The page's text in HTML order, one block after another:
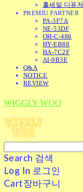
홀세일 디퓨저
PREMIU PARTNER
PA-3F7A
NE-53DF
OH-C-486
HY-EB88
HA-7C2F
AI-9B3E
Q&A
NOTICE
REVIEW
WIGGLY WOO
Search 검색
Log In 로그인
Cart장바구니